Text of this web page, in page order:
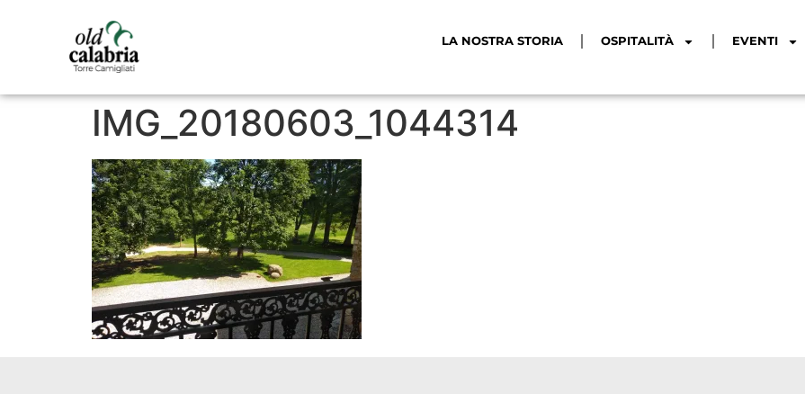
LA NOSTRA STORIA OSPITALITÀ EVENTI
IMG_20180603_1044314